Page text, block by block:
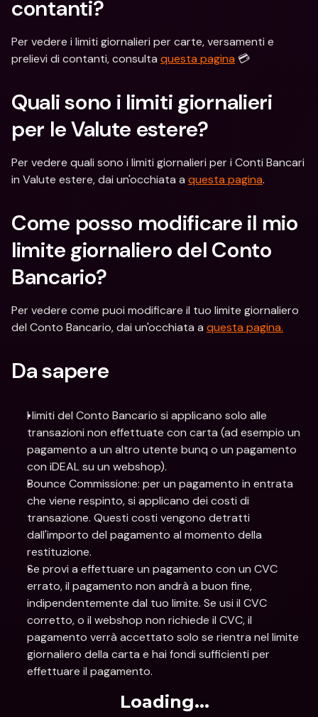
contanti?
Per vedere i limiti giornalieri per carte, versamenti e
prelievi di contanti, consulta questa pagina 💳
Quali sono i limiti giornalieri
per le Valute estere?
Per vedere quali sono i limiti giornalieri per i Conti Bancari
in Valute estere, dai un'occhiata a questa pagina.
Come posso modificare il mio
limite giornaliero del Conto
Bancario?
Per vedere come puoi modificare il tuo limite giornaliero
del Conto Bancario, dai un'occhiata a questa pagina.
Da sapere
I limiti del Conto Bancario si applicano solo alle
transazioni non effettuate con carta (ad esempio un
pagamento a un altro utente bunq o un pagamento
con iDEAL su un webshop).
Bounce Commissione: per un pagamento in entrata
che viene respinto, si applicano dei costi di
transazione. Questi costi vengono detratti
dall'importo del pagamento al momento della
restituzione.
Se provi a effettuare un pagamento con un CVC
errato, il pagamento non andrà a buon fine,
indipendentemente dal tuo limite. Se usi il CVC
corretto, o il webshop non richiede il CVC, il
pagamento verrà accettato solo se rientra nel limite
giornaliero della carta e hai fondi sufficienti per
effettuare il pagamento.
Loading...